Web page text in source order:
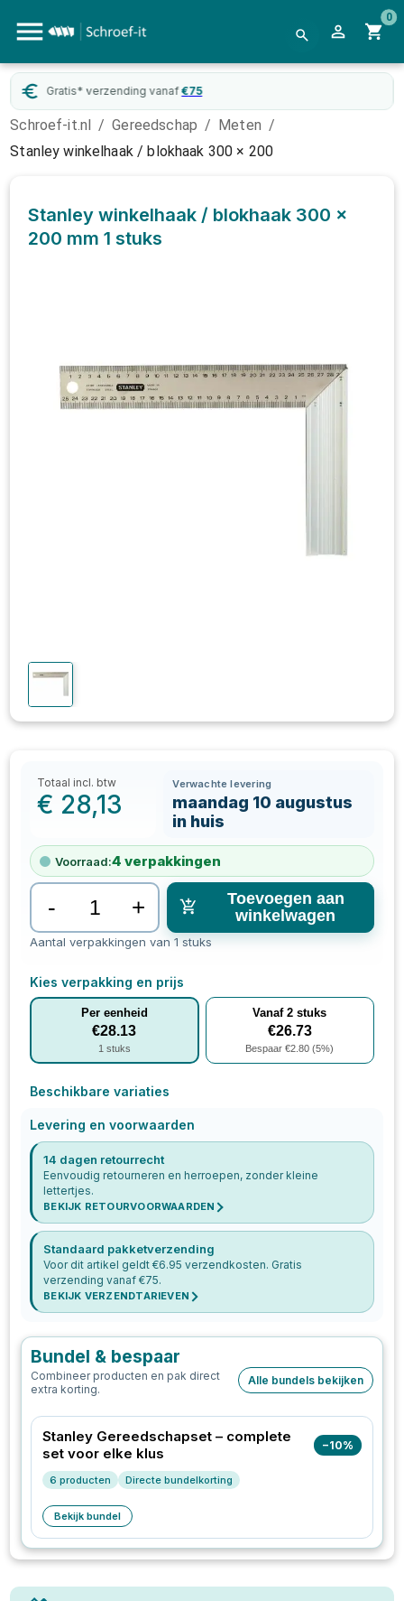
0
Gratis* verzending vanaf €75
Schroef-it.nl / Gereedschap / Meten /
Stanley winkelhaak / blokhaak 300 × 200
Stanley winkelhaak / blokhaak 300 ×
200 mm 1 stuks
Totaal incl. btw
€ 28,13
Verwachte levering
maandag 10 augustus
in huis
Voorraad:4 verpakkingen
- +
Toevoegen aan
winkelwagen
Aantal verpakkingen van 1 stuks
Kies verpakking en prijs
Per eenheid
€28.13
1 stuks
Vanaf2 stuks
€26.73
Bespaar €2.80 (5%)
Beschikbare variaties
Levering en voorwaarden
14 dagen retourrecht
Eenvoudig retourneren en herroepen, zonder kleine
lettertjes.
BEKIJK RETOURVOORWAARDEN
Standaard pakketverzending
Voor dit artikel geldt €6.95 verzendkosten. Gratis
verzending vanaf €75.
BEKIJK VERZENDTARIEVEN
Bundel & bespaar
Combineer producten en pak direct
extra korting.
Alle bundels bekijken
Stanley Gereedschapset – complete
set voor elke klus
−10%
6 producten Directe bundelkorting
Bekijk bundel